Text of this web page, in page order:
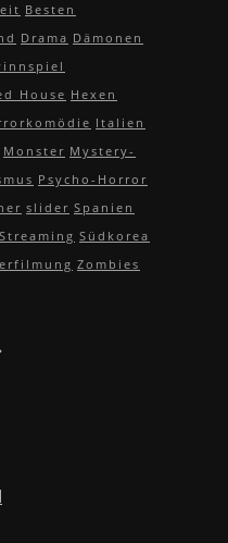
Besten
Drama Dämonen
House Hexen
Italien
Monster Mystery-
Psycho-Horror
slider Spanien
Streaming Südkorea
Zombies